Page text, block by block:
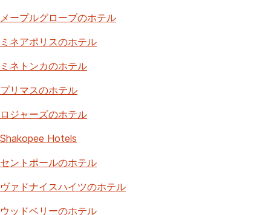
メープルグローブのホテル
ミネアポリスのホテル
ミネトンカのホテル
プリマスのホテル
ロジャーズのホテル
Shakopee Hotels
セントポールのホテル
ヴァドナイスハイツのホテル
ウッドベリーのホテル